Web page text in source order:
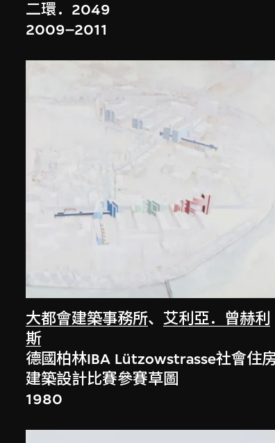
二環．2049
2009–2011
大都會建築事務所、艾利亞．曾赫利
斯
德國柏林IBA Lützowstrasse社會住
建築設計比賽參賽草圖
1980